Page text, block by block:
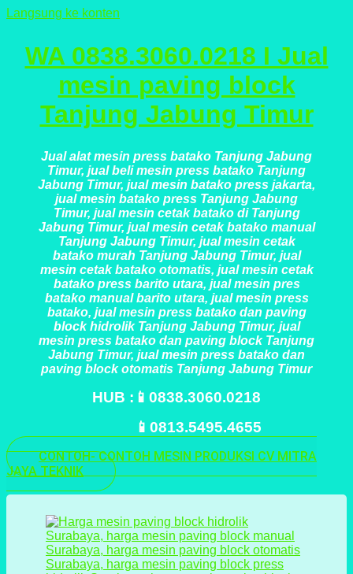
Langsung ke konten
WA 0838.3060.0218 I Jual
mesin paving block
Tanjung Jabung Timur
Jual alat mesin press batako Tanjung Jabung
Timur, jual beli mesin press batako Tanjung
Jabung Timur, jual mesin batako press jakarta,
jual mesin batako press Tanjung Jabung
Timur, jual mesin cetak batako di Tanjung
Jabung Timur, jual mesin cetak batako manual
Tanjung Jabung Timur, jual mesin cetak
batako murah Tanjung Jabung Timur, jual
mesin cetak batako otomatis, jual mesin cetak
batako press barito utara, jual mesin pres
batako manual barito utara, jual mesin press
batako, jual mesin press batako dan paving
block hidrolik Tanjung Jabung Timur, jual
mesin press batako dan paving block Tanjung
Jabung Timur, jual mesin press batako dan
paving block otomatis Tanjung Jabung Timur
HUB :📱0838.3060.0218
📱0813.5495.4655
CONTOH- CONTOH MESIN PRODUKSI CV MITRA
JAYA TEKNIK